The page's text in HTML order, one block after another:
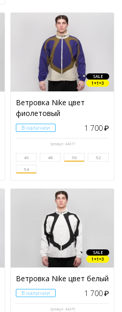
SALE
1+1=3
Ветровка Nike цвет
фиолетовый
В наличии 1 700₽
Артикул: 44377
46 48 50 52
54
SALE
1+1=3
Ветровка Nike цвет белый
В наличии 1 700₽
Артикул: 44375